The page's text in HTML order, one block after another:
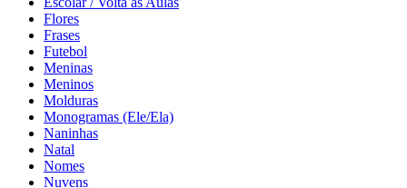
Flores
Frases
Futebol
Meninas
Meninos
Molduras
Monogramas (Ele/Ela)
Naninhas
Natal
Nomes
Nuvens